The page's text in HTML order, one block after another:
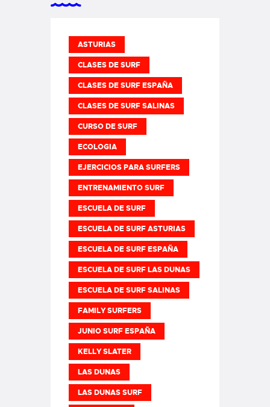
ASTURIAS
CLASES DE SURF
CLASES DE SURF ESPAÑA
CLASES DE SURF SALINAS
CURSO DE SURF
ECOLOGIA
EJERCICIOS PARA SURFERS
ENTRENAMIENTO SURF
ESCUELA DE SURF
ESCUELA DE SURF ASTURIAS
ESCUELA DE SURF ESPAÑA
ESCUELA DE SURF LAS DUNAS
ESCUELA DE SURF SALINAS
FAMILY SURFERS
JUNIO SURF ESPAÑA
KELLY SLATER
LAS DUNAS
LAS DUNAS SURF